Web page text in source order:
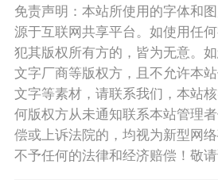
免责声明：本站所使用的字体和
源于互联网共享平台。如使用任
犯其版权所有方的，皆为无意。
文字厂商等版权方，且不允许本
文字等素材，请联系我们，本站
何版权方从未通知联系本站管理
偿或上诉法院的，均视为新型网
不予任何的法律和经济赔偿！敬请